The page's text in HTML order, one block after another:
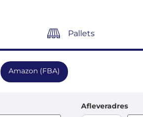
Pallets
Amazon (FBA)
Afleveradres